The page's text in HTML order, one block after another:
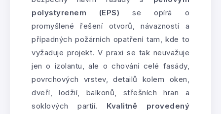
polystyrenem (EPS) se opírá o
promyšlené řešení otvorů, návazností a
případných požárních opatření tam, kde to
vyžaduje projekt. V praxi se tak neuvažuje
jen o izolantu, ale o chování celé fasády,
povrchových vrstev, detailů kolem oken,
dveří, lodžií, balkonů, střešních hran a
soklových partií. Kvalitně provedený